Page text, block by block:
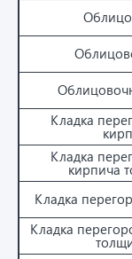
Кладка
Кладка
кирпича
Кладка
Кладка